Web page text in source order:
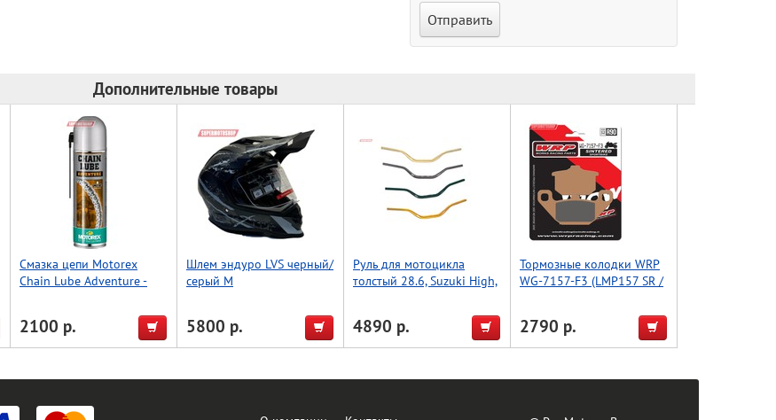
Дополнительные товары
Смазка цепи Motorex
Chain Lube Adventure -
2100 р.
Шлем эндуро LVS черный/
серый M
5800 р.
Руль для мотоцикла
толстый 28.6, Suzuki High,
4890 р.
Тормозные колодки WRP
WG-7157-F3 (LMP157 SR /
2790 р.